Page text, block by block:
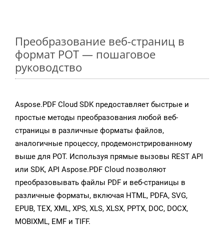
Преобразование веб-страниц в
формат POT — пошаговое
руководство
Aspose.PDF Cloud SDK предоставляет быстрые и
простые методы преобразования любой веб-
страницы в различные форматы файлов,
аналогичные процессу, продемонстрированному
выше для POT. Используя прямые вызовы REST API
или SDK, API Aspose.PDF Cloud позволяют
преобразовывать файлы PDF и веб-страницы в
различные форматы, включая HTML, PDFA, SVG,
EPUB, TEX, XML, XPS, XLS, XLSX, PPTX, DOC, DOCX,
MOBIXML, EMF и TIFF.